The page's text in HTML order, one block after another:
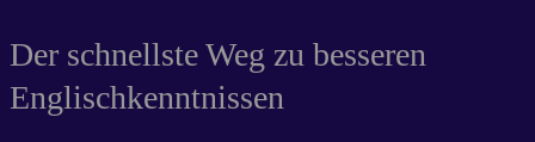
Der schnellste Weg zu besseren
Englischkenntnissen